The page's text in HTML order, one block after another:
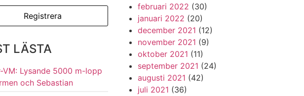
LÄSTA
VM: Lysande 5000 m-lopp
och Sebastian
februari 2022 (30)
januari 2022 (20)
december 2021 (12)
november 2021 (9)
oktober 2021 (11)
september 2021 (24)
augusti 2021 (42)
juli 2021 (36)